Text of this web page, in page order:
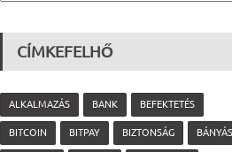
CÍMKEFELHŐ
ALKALMAZÁS BANK BEFEKTETÉS
BITCOIN BITPAY BIZTONSÁG